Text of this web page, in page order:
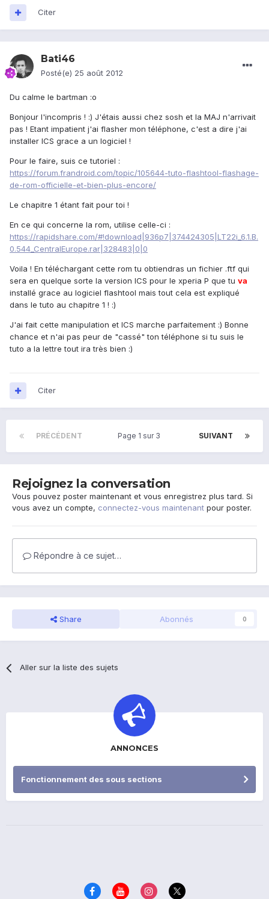
Citer
Bati46
Posté(e) 25 août 2012
Du calme le bartman :o
Bonjour l'incompris ! :) J'étais aussi chez sosh et la MAJ n'arrivait
pas ! Etant impatient j'ai flasher mon téléphone, c'est a dire j'ai
installer ICS grace a un logiciel !
Pour le faire, suis ce tutoriel :
https://forum.frandroid.com/topic/105644-tuto-flashtool-flashage-
de-rom-officielle-et-bien-plus-encore/
Le chapitre 1 étant fait pour toi !
En ce qui concerne la rom, utilise celle-ci :
https://rapidshare.com/#!download|936p7|374424305|LT22i_6.1.B.
0.544_CentralEurope.rar|328483|0|0
Voila ! En téléchargant cette rom tu obtiendras un fichier .ftf qui
sera en quelque sorte la version ICS pour le xperia P que tu va
installé grace au logiciel flashtool mais tout cela est expliqué
dans le tuto au chapitre 1 ! :)
J'ai fait cette manipulation et ICS marche parfaitement :) Bonne
chance et n'ai pas peur de "cassé" ton téléphone si tu suis le
tuto a la lettre tout ira très bien :)
Citer
PRÉCÉDENT SUIVANT
Page 1 sur 3
Rejoignez la conversation
Vous pouvez poster maintenant et vous enregistrez plus tard. Si
vous avez un compte, connectez-vous maintenant pour poster.
Répondre à ce sujet…
Share Abonnés 0
Aller sur la liste des sujets
ANNONCES
Fonctionnement des sous sections